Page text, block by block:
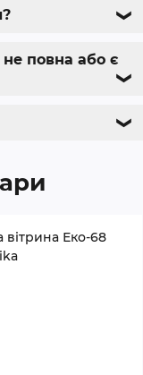
❯
повна або є
❯
❯
вітрина Еко-68